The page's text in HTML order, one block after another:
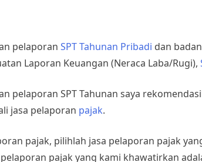
pelaporan SPT Tahunan Pribadi dan
Laporan Keuangan (Neraca Laba/Rugi),
pelaporan SPT Tahunan saya
jasa pelaporan pajak.
pajak, pilihlah jasa pelaporan pajak
pajak yang kami khawatirkan